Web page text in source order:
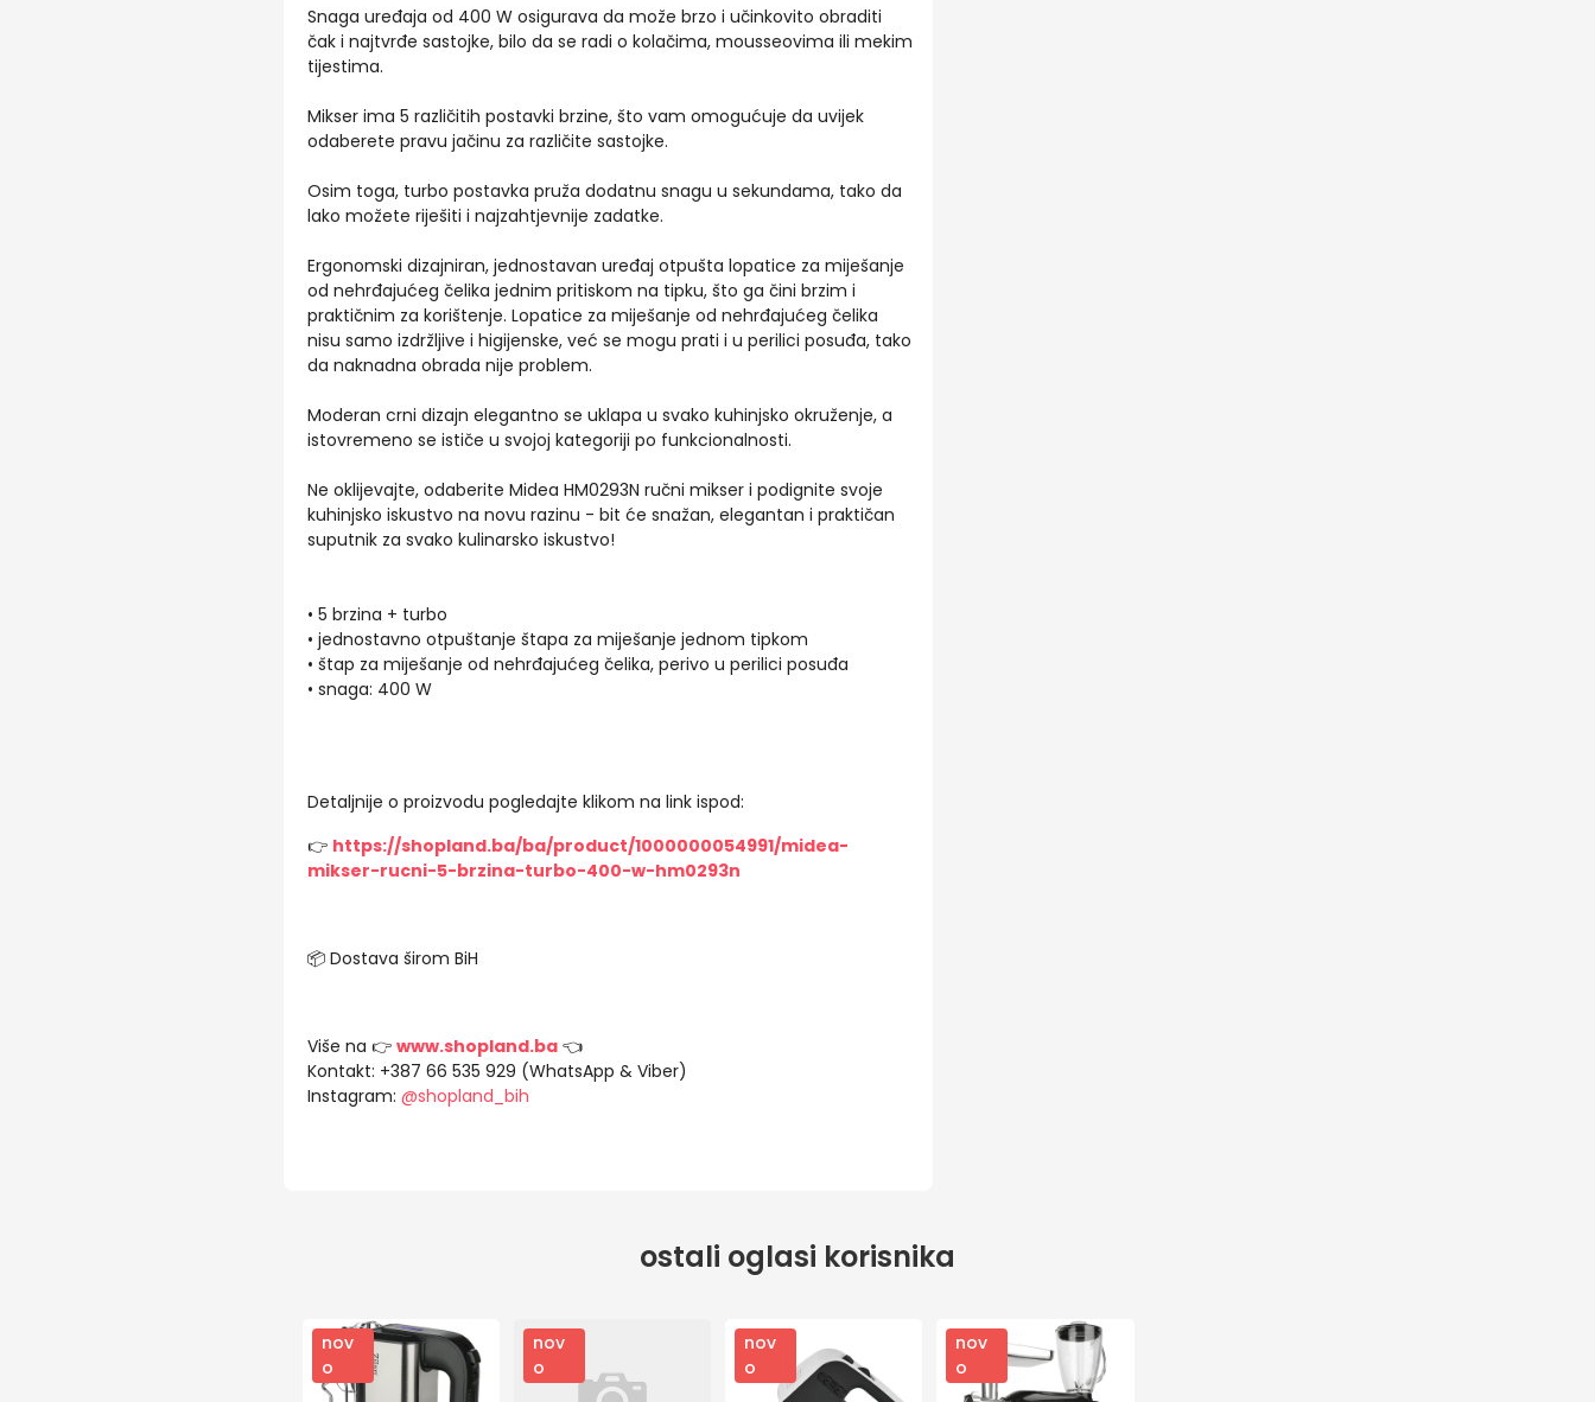
Snaga uređaja od 400 W osigurava da može brzo i učinkovito obraditi
čak i najtvrđe sastojke, bilo da se radi o kolačima, mousseovima ili mekim
tijestima.
Mikser ima 5 različitih postavki brzine, što vam omogućuje da uvijek
odaberete pravu jačinu za različite sastojke.
Osim toga, turbo postavka pruža dodatnu snagu u sekundama, tako da
lako možete riješiti i najzahtjevnije zadatke.
Ergonomski dizajniran, jednostavan uređaj otpušta lopatice za miješanje
od nehrđajućeg čelika jednim pritiskom na tipku, što ga čini brzim i
praktičnim za korištenje. Lopatice za miješanje od nehrđajućeg čelika
nisu samo izdržljive i higijenske, već se mogu prati i u perilici posuđa, tako
da naknadna obrada nije problem.
Moderan crni dizajn elegantno se uklapa u svako kuhinjsko okruženje, a
istovremeno se ističe u svojoj kategoriji po funkcionalnosti.
Ne oklijevajte, odaberite Midea HM0293N ručni mikser i podignite svoje
kuhinjsko iskustvo na novu razinu - bit će snažan, elegantan i praktičan
suputnik za svako kulinarsko iskustvo!
• 5 brzina + turbo
• jednostavno otpuštanje štapa za miješanje jednom tipkom
• štap za miješanje od nehrđajućeg čelika, perivo u perilici posuđa
• snaga: 400 W
Detaljnije o proizvodu pogledajte klikom na link ispod:
👉 https://shopland.ba/ba/product/1000000054991/midea-
mikser-rucni-5-brzina-turbo-400-w-hm0293n
📦 Dostava širom BiH
Više na 👉 www.shopland.ba👈
Kontakt: +387 66 535 929 (WhatsApp & Viber)
Instagram: @shopland_bih
ostali oglasi korisnika
nov
o
nov
o
nov
o
nov
o